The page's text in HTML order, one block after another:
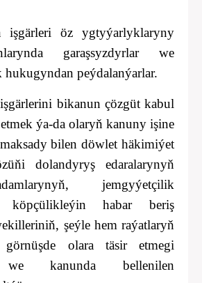
işgärleri öz ygtyýarlyklaryny
garaşsyzdyrlar we
hukugyndan peýdalanýarlar.
bikanun çözgüt kabul
ýa-da olaryň kanuny işine
bilen döwlet häkimiýet
dolandyryş edaralarynyň
jemgyýetçilik
köpçülikleýin habar beriş
şeýle hem raýatlaryň
olara täsir etmegi
we kanunda bellenilen